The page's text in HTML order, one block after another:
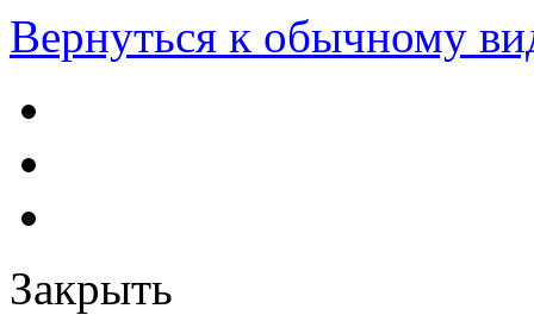
Вернуться к обычному
Закрыть